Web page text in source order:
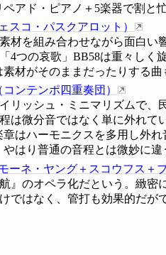
アド・ピアノ＋5楽器で割と
スコ・パスクアロット ）
材を組み合わせながら面白
4つの哀歌」BB58は重々しく
材がそのままだったりする曲
コンテンポ四重奏団 ）
リッシュ・ミニマリズムで、
は微分音ではなく単に外れて
はハーモニクスを多用し外
はり普通の音程とは微妙に違
ーネ・ヤング＋スコウフス＋
』のオペラ化だという。緻
ではなく、管打も効果的だが